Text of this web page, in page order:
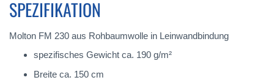
SPEZIFIKATION
Molton FM 230 aus Rohbaumwolle in Leinwandbindung
spezifisches Gewicht ca. 190 g/m²
Breite ca. 150 cm